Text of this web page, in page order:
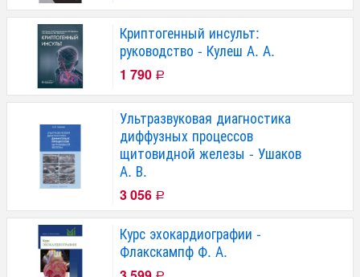
Криптогенный инсульт:
руководство - Кулеш А. А.
1 790 Р
Ультразвуковая диагностика
диффузных процессов
щитовидной железы - Ушаков
А. В.
3 056 Р
Курс эхокардиографии -
Флакскампф Ф. А.